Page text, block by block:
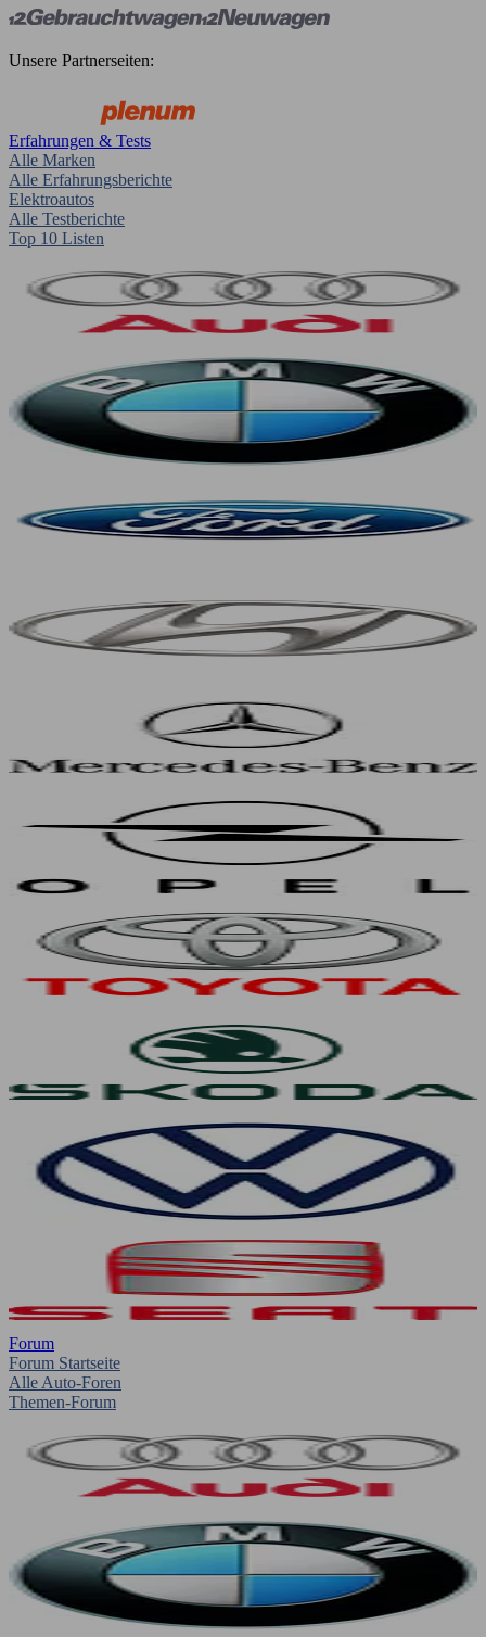
Unsere Partnerseiten:
Erfahrungen & Tests
Alle Marken
Alle Erfahrungsberichte
Elektroautos
Alle Testberichte
Top 10 Listen
Forum
Forum Startseite
Alle Auto-Foren
Themen-Forum